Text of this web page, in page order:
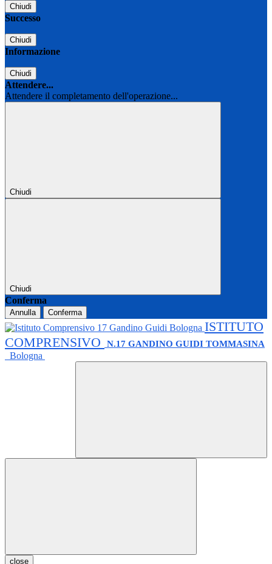
Chiudi
Successo
Chiudi
Informazione
Chiudi
Attendere...
Attendere il completamento dell'operazione...
Chiudi
Chiudi
Conferma
Annulla Conferma
ISTITUTO
COMPRENSIVO
N.17 GANDINO GUIDI TOMMASINA
Bologna
close